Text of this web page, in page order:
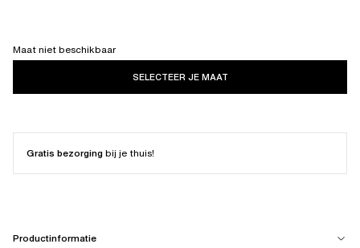
Maat niet beschikbaar
SELECTEER JE MAAT
Gratis bezorgingbij je thuis!
Productinformatie